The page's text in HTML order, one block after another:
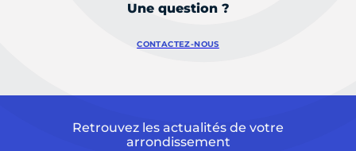
Une question ?
CONTACTEZ-NOUS
Retrouvez les actualités de votre
arrondissement